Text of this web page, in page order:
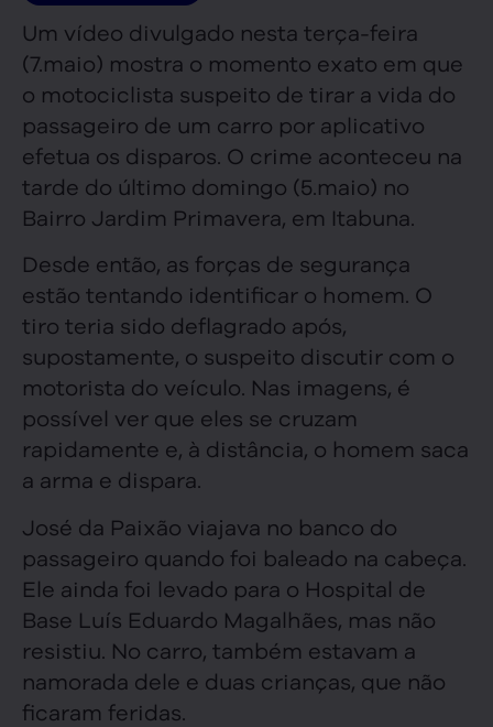
Um vídeo divulgado nesta terça-feira
(7.maio) mostra o momento exato em que
o motociclista suspeito de tirar a vida do
passageiro de um carro por aplicativo
efetua os disparos. O crime aconteceu na
tarde do último domingo (5.maio) no
Bairro Jardim Primavera, em Itabuna.
Desde então, as forças de segurança
estão tentando identificar o homem. O
tiro teria sido deflagrado após,
supostamente, o suspeito discutir com o
motorista do veículo. Nas imagens, é
possível ver que eles se cruzam
rapidamente e, à distância, o homem saca
a arma e dispara.
José da Paixão viajava no banco do
passageiro quando foi baleado na cabeça.
Ele ainda foi levado para o Hospital de
Base Luís Eduardo Magalhães, mas não
resistiu. No carro, também estavam a
namorada dele e duas crianças, que não
ficaram feridas.